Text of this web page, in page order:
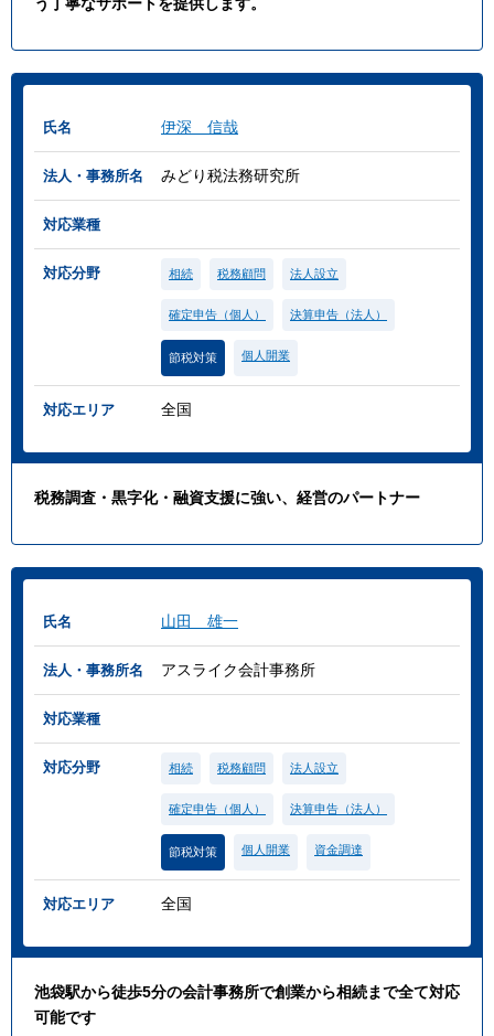
氏名 伊深 信哉
法人・事務所名 みどり税法務研究所
対応業種
対応分野 相続 税務顧問 法人設立
確定申告（個人） 決算申告（法人）
節税対策 個人開業
対応エリア 全国
税務調査・黒字化・融資支援に強い、経営のパートナー
氏名 山田 雄一
法人・事務所名 アスライク会計事務所
対応業種
対応分野 相続 税務顧問 法人設立
確定申告（個人） 決算申告（法人）
節税対策 個人開業 資金調達
対応エリア 全国
池袋駅から徒歩5分の会計事務所で創業から相続まで全て対応
可能です